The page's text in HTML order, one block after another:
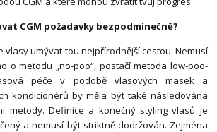
CGM požadavky bezpodmínečně?
vlasy umývat tou nejpřírodnější cestou. Nemusí
o metodu „no-poo“, postačí metoda low-poo-
péče v podobě vlasových masek a
kondicionérů by měla být také následována
metody. Definice a konečný styling vlasů je
a nemusí být striktně dodržován. Zejména